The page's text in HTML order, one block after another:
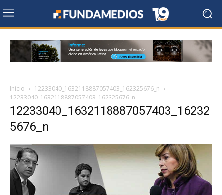
Inicio
12233040_1632118887057403_162325676_n
12233040_1632118887057403_162325676_n
12233040_1632118887057403_16232
5676_n